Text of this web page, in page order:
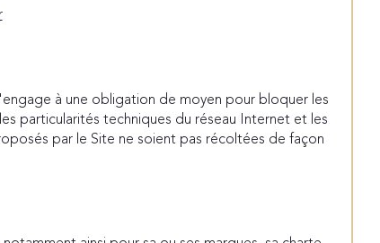
à une obligation de moyen pour bloquer les
particularités techniques du réseau Internet et les
par le Site ne soient pas récoltées de façon